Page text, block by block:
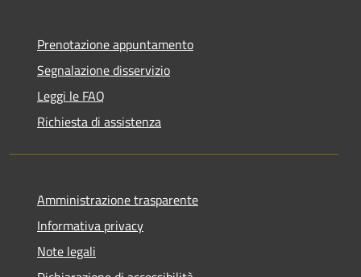
Prenotazione appuntamento
Segnalazione disservizio
Leggi le FAQ
Richiesta di assistenza
Amministrazione trasparente
Informativa privacy
Note legali